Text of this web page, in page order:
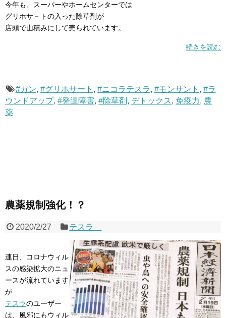
今年も、スーパーやホームセンターでは
グリホサ－トの入った除草剤が
店頭で山積みにして売られています。
続きを読む
#ガン, #グリホサート , #ニコラテスラ, #モンサント , #ラ
ウンドアップ, #発達障害, #除草剤 , デトックス, 免疫力, 農
薬
農薬規制強化！？
2020/2/27 テスラ
連日、コロナウィル
スの感染拡大のニュ
ースが流れています
が
テスラのユーザー
は、風邪にもウィル